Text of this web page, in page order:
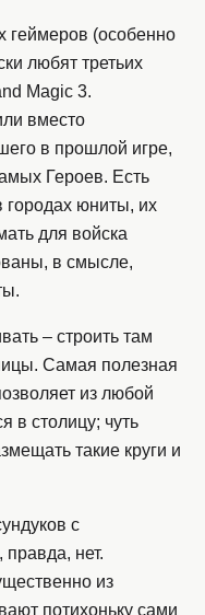
геймеров (особенно
любят третьих
Magic 3.
вместо
в прошлой игре,
Героев. Есть
городах юниты, их
для войска
в смысле,
– строить там
Самая полезная
из любой
в столицу; чуть
такие круги и
с
нет.
из
потихоньку сами